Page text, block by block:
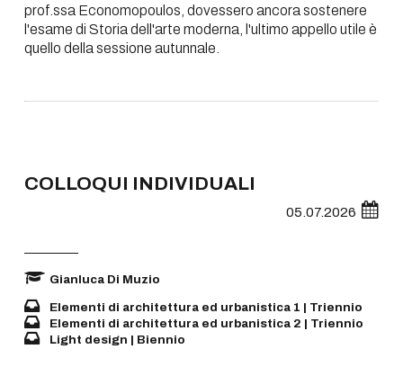
prof.ssa Economopoulos, dovessero ancora sostenere
l'esame di Storia dell'arte moderna, l'ultimo appello utile è
quello della sessione autunnale.
COLLOQUI INDIVIDUALI
05.07.2026
Gianluca Di Muzio
Elementi di architettura ed urbanistica 1 | Triennio
Elementi di architettura ed urbanistica 2 | Triennio
Light design | Biennio